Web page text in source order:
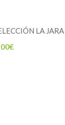
LA JARA
€